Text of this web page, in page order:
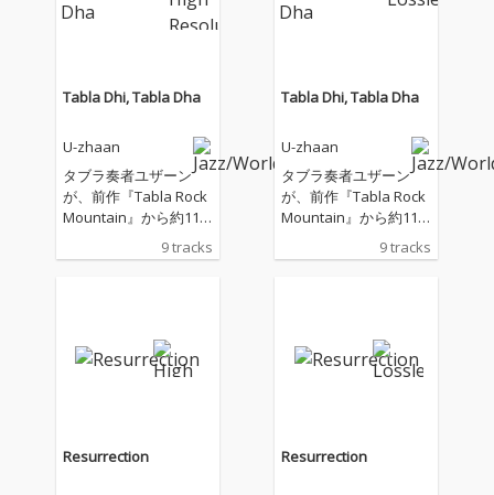
Tabla Dhi, Tabla Dha
U-zhaan
タブラ奏者ユザーン
が、前作『Tabla Rock
Mountain』から約11
年ぶりとなるニューア
ルバム『Tabla Dhi, Ta
華ゲスト陣とのコラボ
レーションを通じてタ
ホップ、電子音楽、ポ
ップス、インド古典音
9 tracks
Tabla Dhi, Tabla Dha
U-zhaan
タブラ奏者ユザーン
が、前作『Tabla Rock
Mountain』から約11
年ぶりとなるニューア
ルバム『Tabla Dhi, Ta
華ゲスト陣とのコラボ
レーションを通じてタ
ホップ、電子音楽、ポ
ップス、インド古典音
9 tracks
Resurrection Resurrection